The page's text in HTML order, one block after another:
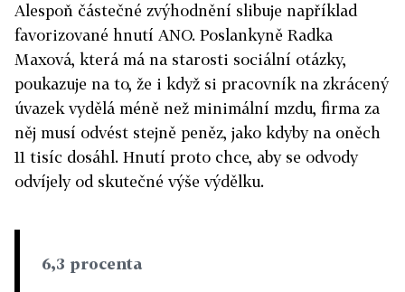
Alespoň částečné zvýhodnění slibuje například
favorizované hnutí ANO. Poslankyně Radka
Maxová, která má na starosti sociální otázky,
poukazuje na to, že i když si pracovník na zkrácený
úvazek vydělá méně než minimální mzdu, firma za
něj musí odvést stejně peněz, jako kdyby na oněch
11 tisíc dosáhl. Hnutí proto chce, aby se odvody
odvíjely od skutečné výše výdělku.
6,3 procenta